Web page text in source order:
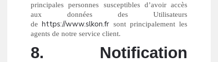
principales personnes susceptibles d’avoir accès
aux données des Utilisateurs
de https://www.slkon.fr sont principalement les
agents de notre service client.
8. Notification